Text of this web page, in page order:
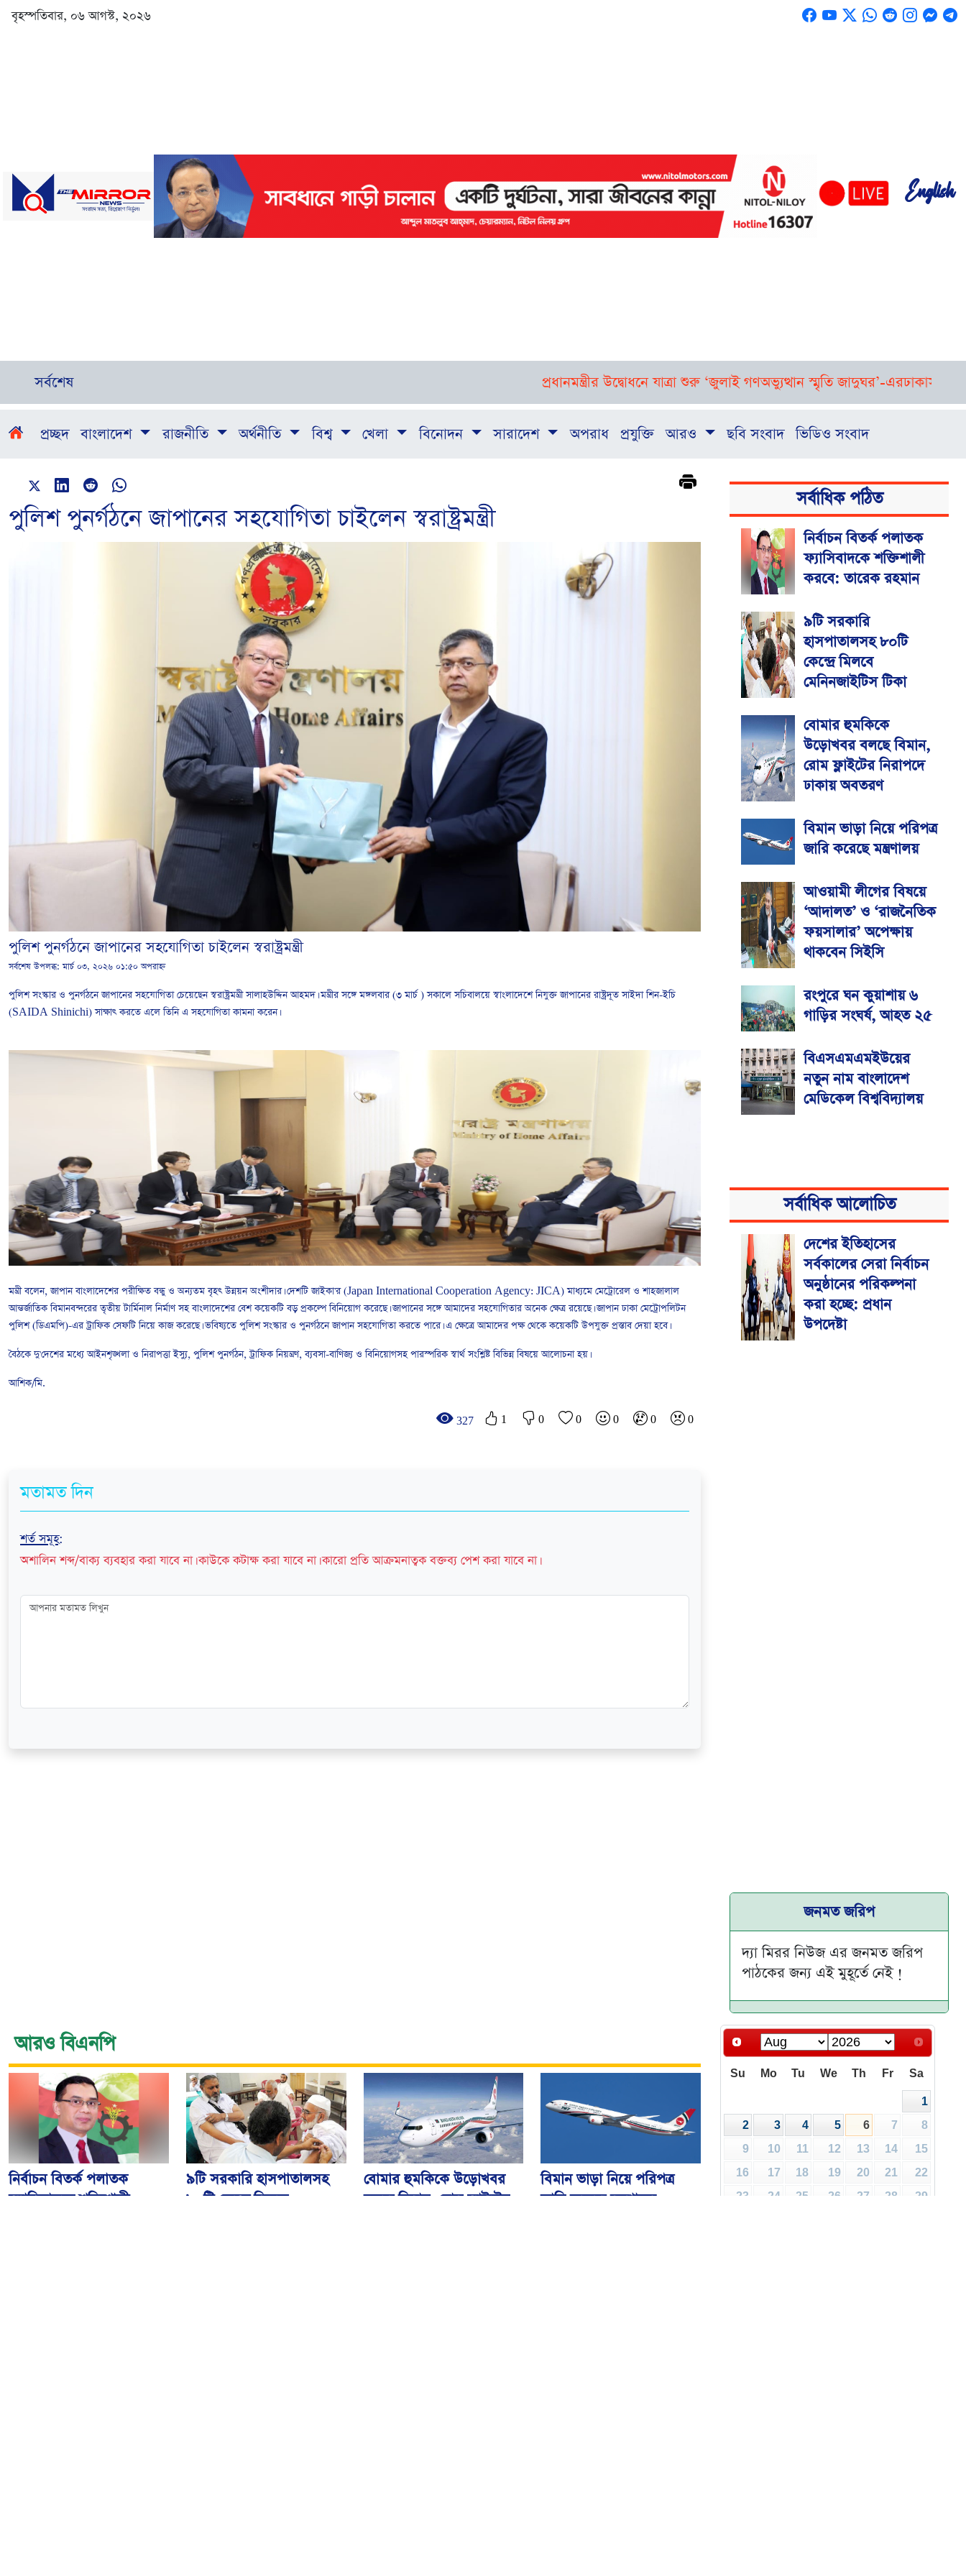
বৃহস্পতিবার, ০৬ আগস্ট, ২০২৬
English
সর্বশেষ প্রধানমন্ত্রীর উদ্বোধনে যাত্রা শুরু ‘জুলাই গণঅভ্যুত্থান স্মৃতি জাদুঘর’-এরঢাকাসহ দেশের
প্রচ্ছদ বাংলাদেশ রাজনীতি অর্থনীতি বিশ্ব খেলা বিনোদন সারাদেশ অপরাধ প্রযুক্তি আরও ছবি সংবাদ ভিডিও সংবাদ
পুলিশ পুনর্গঠনে জাপানের সহযোগিতা চাইলেন স্বরাষ্ট্রমন্ত্রী
পুলিশ পুনর্গঠনে জাপানের সহযোগিতা চাইলেন স্বরাষ্ট্রমন্ত্রী
সর্বশেষ উপলব্ধ:মার্চ ০৩, ২০২৬ ০১:৫০ অপরাহ্ন
পুলিশ সংস্কার ও পুনর্গঠনে জাপানের সহযোগিতা চেয়েছেন স্বরাষ্ট্রমন্ত্রী সালাহউদ্দিন আহমদ। মন্ত্রীর সঙ্গে মঙ্গলবার (৩ মার্চ ) সকালে সচিবালয়ে স্বাংলাদেশে নিযুক্ত জাপানের রাষ্ট্রদূত সাইদা শিন-ইচি
(SAIDA Shinichi) সাক্ষাৎ করতে এলে তিনি এ সহযোগিতা কামনা করেন।
মন্ত্রী বলেন, জাপান বাংলাদেশের পরীক্ষিত বন্ধু ও অন্যতম বৃহৎ উন্নয়ন অংশীদার। দেশটি জাইকা'র (Japan International Cooperation Agency: JICA) মাধ্যমে মেট্রোরেল ও শাহজালাল
আন্তর্জাতিক বিমানবন্দরের তৃতীয় টার্মিনাল নির্মাণ সহ বাংলাদেশের বেশ কয়েকটি বড় প্রকল্পে বিনিয়োগ করেছে। জাপানের সঙ্গে আমাদের সহযোগিতার অনেক ক্ষেত্র রয়েছে। জাপান ঢাকা মেট্রোপলিটন
পুলিশ (ডিএমপি)-এর ট্রাফিক সেফটি নিয়ে কাজ করেছে। ভবিষ্যতে পুলিশ সংস্কার ও পুনর্গঠনে জাপান সহযোগিতা করতে পারে। এ ক্ষেত্রে আমাদের পক্ষ থেকে কয়েকটি উপযুক্ত প্রস্তাব দেয়া হবে।
বৈঠকে দু'দেশের মধ্যে আইনশৃঙ্খলা ও নিরাপত্তা ইস্যু, পুলিশ পুনর্গঠন, ট্রাফিক নিয়ন্ত্রণ, ব্যবসা-বাণিজ্য ও বিনিয়োগসহ পারস্পরিক স্বার্থ সংশ্লিষ্ট বিভিন্ন বিষয়ে আলোচনা হয়।
আশিক/মি.
327 1 0 0 0 0 0
মতামত দিন
শর্ত সমূহ:
অশালিন শব্দ/বাক্য ব্যবহার করা যাবে না। কাউকে কটাক্ষ করা যাবে না। কারো প্রতি আক্রমনাত্বক বক্তব্য পেশ করা যাবে না।
সর্বাধিক পঠিত
নির্বাচন বিতর্ক পলাতক
ফ্যাসিবাদকে শক্তিশালী
করবে: তারেক রহমান
৯টি সরকারি
হাসপাতালসহ ৮০টি
কেন্দ্রে মিলবে
মেনিনজাইটিস টিকা
বোমার হুমকিকে
উড়োখবর বলছে বিমান,
রোম ফ্লাইটের নিরাপদে
ঢাকায় অবতরণ
বিমান ভাড়া নিয়ে পরিপত্র
জারি করেছে মন্ত্রণালয়
আওয়ামী লীগের বিষয়ে
‘আদালত’ ও ‘রাজনৈতিক
ফয়সালার’ অপেক্ষায়
থাকবেন সিইসি
রংপুরে ঘন কুয়াশায় ৬
গাড়ির সংঘর্ষ, আহত ২৫
বিএসএমএমইউয়ের
নতুন নাম বাংলাদেশ
মেডিকেল বিশ্ববিদ্যালয়
সর্বাধিক আলোচিত
দেশের ইতিহাসের
সর্বকালের সেরা নির্বাচন
অনুষ্ঠানের পরিকল্পনা
করা হচ্ছে: প্রধান
উপদেষ্টা
জনমত জরিপ
দ্যা মিরর নিউজ এর জনমত জরিপ
পাঠকের জন্য এই মুহূর্তে নেই !
আরও বিএনপি
নির্বাচন বিতর্ক পলাতক
ফ্যাসিবাদকে শক্তিশালী
৯টি সরকারি হাসপাতালসহ
৮০টি কেন্দ্রে মিলবে
বোমার হুমকিকে উড়োখবর
বলছে বিমান, রোম ফ্লাইটের
বিমান ভাড়া নিয়ে পরিপত্র
জারি করেছে মন্ত্রণালয়
Su Mo Tu We Th Fr Sa
1
2
3 4 5 6 7
8
9
10 11 12 13 14
15
16
17 18 19 20 21
22
23
24 25 26 27 28
29